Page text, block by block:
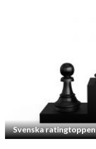
Svenska ratingtoppen